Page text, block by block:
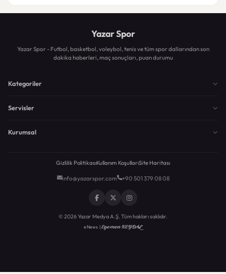
Yazar Spor
Yazar Spor - Futbol, basketbol, voleybol, tenis ve tüm spor dallarından son
dakika haberleri, maç sonuçları, puan durumu
Kategoriler
Servisler
Kurumsal
Gizlilik PolitikasıKullanım KoşullarıSite Haritası
info@yazarspor.com +90 501 379 08 08
© 2026 Yazar Medya A.Ş. Tüm hakları saklıdır.
eNews |Egemen KEYDAL